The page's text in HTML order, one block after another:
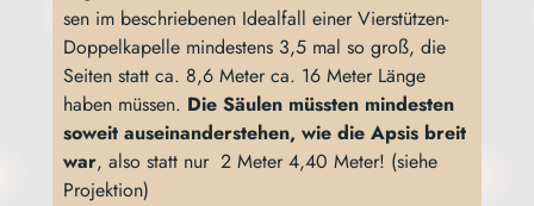
sen im beschrie­be­nen Ide­al­fall einer Vier­stüt­zen-
Dop­pel­ka­pel­le min­des­tens 3,5 mal so groß, die
Sei­ten statt ca. 8,6 Meter ca. 16 Meter Län­ge
haben müs­sen. Die Säu­len müss­ten min­des­ten
soweit aus­ein­an­der­ste­hen, wie die Apsis breit
war, also statt nur 2 Meter 4,40 Meter! (sie­he
Projektion)